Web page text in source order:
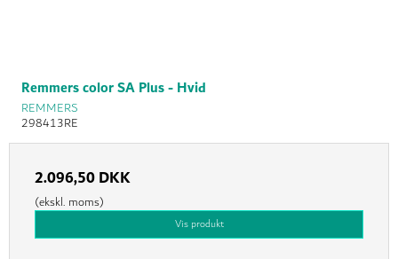
Remmers color SA Plus - Hvid
REMMERS
298413RE
2.096,50 DKK
(ekskl. moms)
Vis produkt